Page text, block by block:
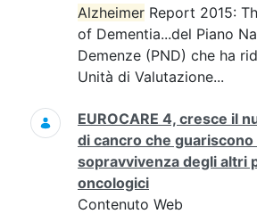
Alzheimer Report 2015:
of Dementia...del Piano
Demenze (PND) che ha
Unità di Valutazione...
EUROCARE 4, cresce il
di cancro che guariscono
sopravvivenza degli altri
oncologici
Contenuto Web